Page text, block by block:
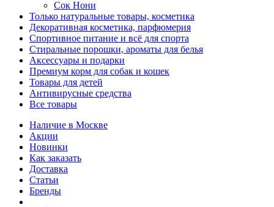
Сок Нони
Только натуральные товары, косметика
Декоративная косметика, парфюмерия
Спортивное питание и всё для спорта
Стиральные порошки, ароматы для белья
Аксессуары и подарки
Премиум корм для собак и кошек
Товары для детей
Антивирусные средства
Все товары
Наличие в Москве
Акции
Новинки
Как заказать
Доставка
Статьи
Бренды